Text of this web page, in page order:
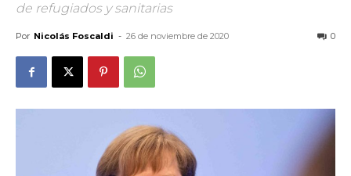
de refugiados y sanitarias
Por Nicolás Foscaldi - 26 de noviembre de 2020 0